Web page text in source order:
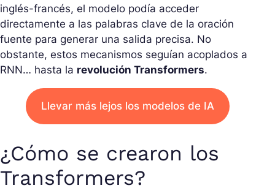
inglés-francés, el modelo podía acceder
directamente a las palabras clave de la oración
fuente para generar una salida precisa. No
obstante, estos mecanismos seguían acoplados a
RNN… hasta la revolución Transformers.
Llevar más lejos los modelos de IA
¿Cómo se crearon los
Transformers?